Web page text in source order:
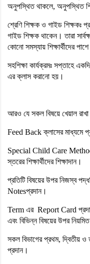
অনুপস্থিত থাকলে, অনুপস্থিত
শ্রেণি শিক্ষক ও গাইড শিক্ষকঃ
গাইড শিক্ষক থাকেন। তারা
কোনো সমস্যায় শিক্ষার্থীদের
সহশিক্ষা কার্যক্রমঃ সপ্তাহে
এর ক্লাস করানো হয়।
আরও যে সকল বিষয়ে খেয়াল
Feed Back ক্লাসের মাধ্যমে
Special Child Care Method
স্তরের শিক্ষার্থীদের শিক্ষাদান।
প্রতিটি বিষয়ের উপর নিজস্ব
Notesপ্রদান।
Term এর Report Card
এবং বিভিন্ন বিষয়ের উপর
সকল বিভাগের প্রথম, দ্বিতীয় ও
প্রদান।